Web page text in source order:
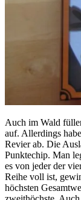
Auch im Wald
auf. Allerdings
Revier ab. Die
Punktechip. Man
es von jeder der
Reihe voll ist,
höchsten